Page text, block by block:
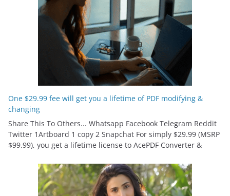
One $29.99 fee will get you a lifetime of PDF modifying &
changing
Share This To Others... Whatsapp Facebook Telegram Reddit
Twitter 1Artboard 1 copy 2 Snapchat For simply $29.99 (MSRP
$99.99), you get a lifetime license to AcePDF Converter &